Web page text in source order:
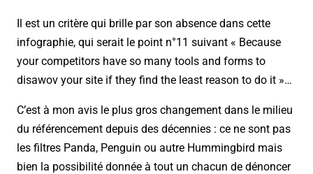
Il est un critère qui brille par son absence dans cette
infographie, qui serait le point n°11 suivant « Because
your competitors have so many tools and forms to
disawov your site if they find the least reason to do it »…
C’est à mon avis le plus gros changement dans le milieu
du référencement depuis des décennies : ce ne sont pas
les filtres Panda, Penguin ou autre Hummingbird mais
bien la possibilité donnée à tout un chacun de dénoncer